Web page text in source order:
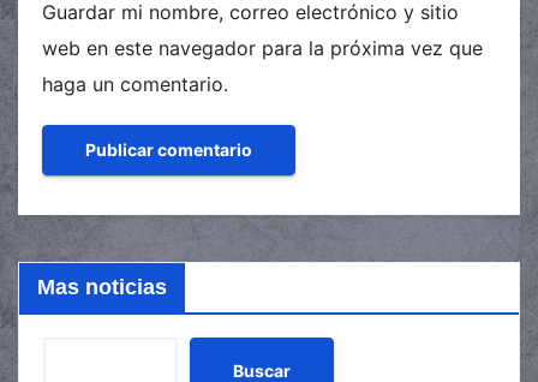
Guardar mi nombre, correo electrónico y sitio
web en este navegador para la próxima vez que
haga un comentario.
Mas noticias
Buscar